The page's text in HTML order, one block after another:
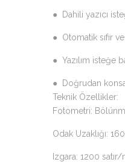
● Dahili yazıcı
● Otomatik sıfır
● Yazılım isteğe
● Doğrudan
Teknik Özellikler:
Fotometri:
Odak Uzaklığı:
Izgara: 1200